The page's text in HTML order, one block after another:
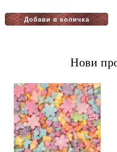
Нови